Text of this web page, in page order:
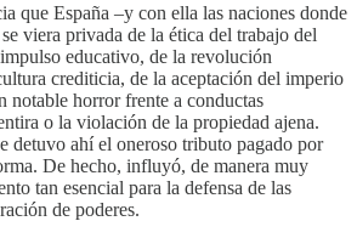
que España –y con ella las naciones donde
viera privada de la ética del trabajo del
educativo, de la revolución
crediticia, de la aceptación del imperio
notable horror frente a conductas
o la violación de la propiedad ajena.
detuvo ahí el oneroso tributo pagado por
De hecho, influyó, de manera muy
tan esencial para la defensa de las
de poderes.